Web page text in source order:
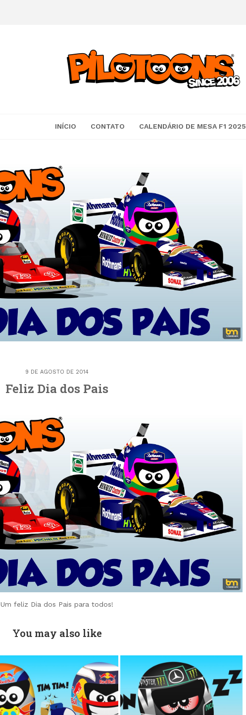
INÍCIO CONTATO CALENDÁRIO DE MESA F1 2025
9 DE AGOSTO DE 2014
Feliz Dia dos Pais
Um feliz Dia dos Pais para todos!
You may also like